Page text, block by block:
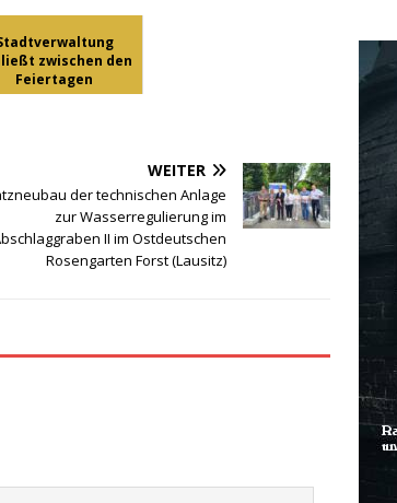
zwischen den
Feiertagen
WEITER
der technischen Anlage
zur Wasserregulierung im
II im Ostdeutschen
Rosengarten Forst (Lausitz)